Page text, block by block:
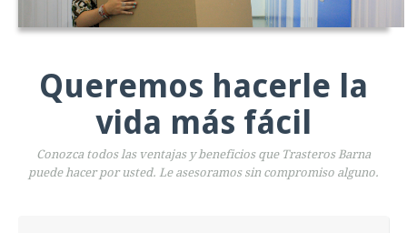
Ubicación
Telf. 933 373 693 – 661 459 235
Queremos hacerle la
vida más fácil
Conozca todos las ventajas y beneficios que Trasteros Barna
puede hacer por usted. Le asesoramos sin compromiso alguno.